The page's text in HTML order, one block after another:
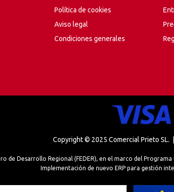
Política de cookies
Aviso legal
Condiciones generales
Copyright © 2025 Comercial Prieto
de Desarrollo Regional (FEDER), en el marco del
Implementación de nuevo ERP para gestión